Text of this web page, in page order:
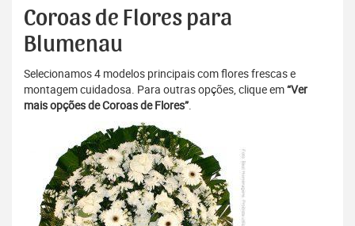
Coroas de Flores para
Blumenau
Selecionamos 4 modelos principais com flores frescas e
montagem cuidadosa. Para outras opções, clique em“Ver
mais opções de Coroas de Flores”.